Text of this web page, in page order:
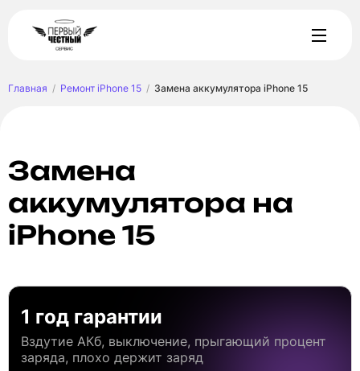
Главная Ремонт iPhone 15 Замена аккумулятора iPhone 15
Замена
аккумулятора на
iPhone 15
1 год гарантии
Вздутие АКб, выключение, прыгающий процент
заряда, плохо держит заряд